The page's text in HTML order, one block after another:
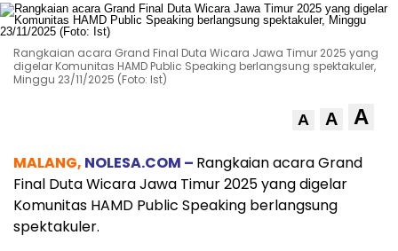
Rangkaian acara Grand Final Duta Wicara Jawa Timur 2025 yang
digelar Komunitas HAMD Public Speaking berlangsung spektakuler,
Minggu 23/11/2025 (Foto: Ist)
A A A
MALANG, NOLESA.COM – Rangkaian acara Grand
Final Duta Wicara Jawa Timur 2025 yang digelar
Komunitas HAMD Public Speaking berlangsung
spektakuler.